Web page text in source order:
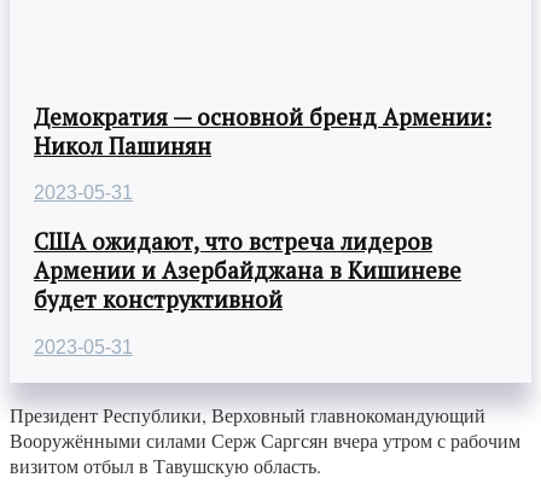
Демократия — основной бренд Армении:
Никол Пашинян
2023-05-31
США ожидают, что встреча лидеров
Армении и Азербайджана в Кишиневе
будет конструктивной
2023-05-31
Президент Республики, Верховный главнокомандующий
Вооружёнными силами Серж Саргсян вчера утром с рабочим
визитом отбыл в Тавушскую область.